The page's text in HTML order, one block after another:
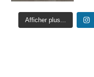
Afficher plus...